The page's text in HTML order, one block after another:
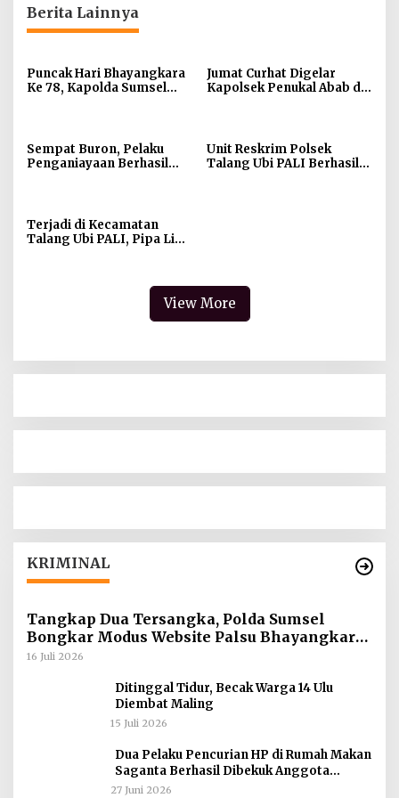
Berita Lainnya
Puncak Hari Bhayangkara
Ke 78, Kapolda Sumsel
Jumat Curhat Digelar
Kapolsek Penukal Abab di
Sempat Buron, Pelaku
Penganiayaan Berhasil
Unit Reskrim Polsek
Talang Ubi PALI Berhasil
Terjadi di Kecamatan
Talang Ubi PALI, Pipa Line
View More
KRIMINAL
Tangkap Dua Tersangka, Polda Sumsel
Bongkar Modus Website Palsu Bhayangkara
Run
16 Juli 2026
Ditinggal Tidur, Becak Warga 14 Ulu
Diembat Maling
15 Juli 2026
Dua Pelaku Pencurian HP di Rumah Makan
Saganta Berhasil Dibekuk Anggota
Polsekta SU II Palembang !!
27 Juni 2026